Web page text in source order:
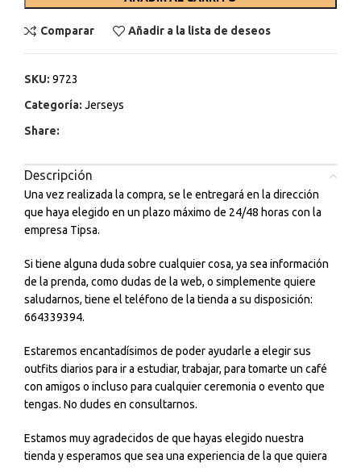
Comparar Añadir a la lista de deseos
SKU: 9723
Categoría: Jerseys
Share:
Descripción
Una vez realizada la compra, se le entregará en la dirección
que haya elegido en un plazo máximo de 24/48 horas con la
empresa Tipsa.
Si tiene alguna duda sobre cualquier cosa, ya sea información
de la prenda, como dudas de la web, o simplemente quiere
saludarnos, tiene el teléfono de la tienda a su disposición:
664339394.
Estaremos encantadísimos de poder ayudarle a elegir sus
outfits diarios para ir a estudiar, trabajar, para tomarte un café
con amigos o incluso para cualquier ceremonia o evento que
tengas. No dudes en consultarnos.
Estamos muy agradecidos de que hayas elegido nuestra
tienda y esperamos que sea una experiencia de la que quiera